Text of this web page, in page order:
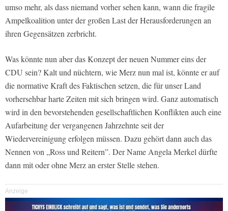
umso mehr, als dass niemand vorher sehen kann, wann die fragile
Ampelkoalition unter der großen Last der Herausforderungen an
ihren Gegensätzen zerbricht.
Was könnte nun aber das Konzept der neuen Nummer eins der
CDU sein? Kalt und nüchtern, wie Merz nun mal ist, könnte er auf
die normative Kraft des Faktischen setzen, die für unser Land
vorhersehbar harte Zeiten mit sich bringen wird. Ganz automatisch
wird in den bevorstehenden gesellschaftlichen Konflikten auch eine
Aufarbeitung der vergangenen Jahrzehnte seit der
Wiedervereinigung erfolgen müssen. Dazu gehört dann auch das
Nennen von „Ross und Reitern”. Der Name Angela Merkel dürfte
dann mit oder ohne Merz an erster Stelle stehen.
Anzeige